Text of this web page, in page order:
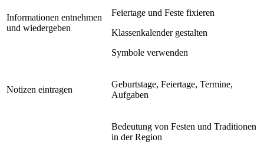
Informationen entnehmen
und wiedergeben
Feiertage und Feste fixieren
Klassenkalender gestalten
Symbole verwenden
Notizen eintragen
Geburtstage, Feiertage, Termine,
Aufgaben
Bedeutung von Festen und Traditionen
in der Region